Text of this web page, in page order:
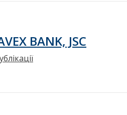
BANK, JSC